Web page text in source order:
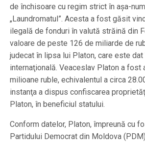
de închisoare cu regim strict în aşa-
„Laundromatul”. Acesta a fost găsit
ilegală de fonduri în valută străină din
valoare de peste 126 de miliarde de
judecat în lipsa lui Platon, care este dat
internaţională. Veaceslav Platon a fost
milioane ruble, echivalentul a circa
instanţa a dispus confiscarea
Platon, în beneficiul statului.
Conform datelor, Platon, împreună cu
Partidului Democrat din Moldova